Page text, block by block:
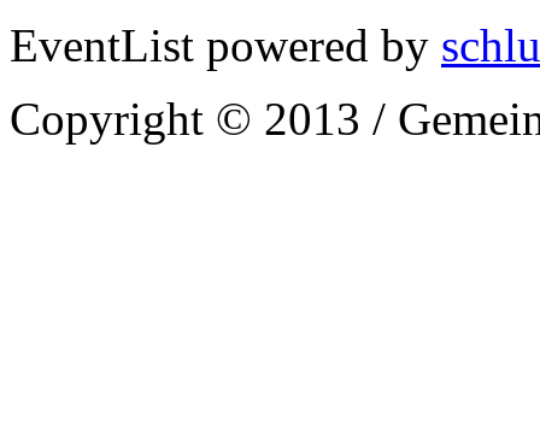
EventList powered by
Copyright © 2013 /